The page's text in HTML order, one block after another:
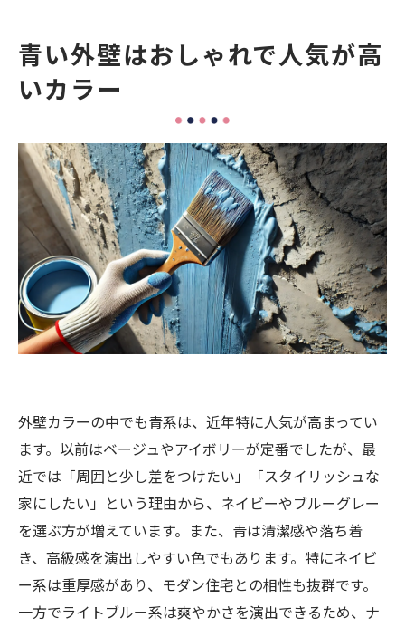
周囲と差別化しやすいのに馴染む
今っぽくおしゃれに見せるコツ
木目デザインを取り入れる
くすみ系の青にする
青い外壁で後悔しないために
小さな色見本だけで決めない
日当たりによる色褪せを考える
周囲の住宅とのバランスを見る
まとめ
青い外壁はおしゃれで人気が高
いカラー
外壁カラーの中でも青系は、近年特に人気が高まってい
ます。以前はベージュやアイボリーが定番でしたが、最
近では「周囲と少し差をつけたい」「スタイリッシュな
家にしたい」という理由から、ネイビーやブルーグレー
を選ぶ方が増えています。また、青は清潔感や落ち着
き、高級感を演出しやすい色でもあります。特にネイビ
ー系は重厚感があり、モダン住宅との相性も抜群です。
一方でライトブルー系は爽やかさを演出できるため、ナ